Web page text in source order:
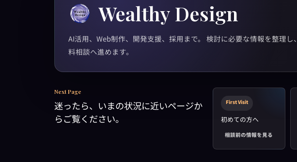
Wealthy Design
AI活用、Web制作、開発支援、採用まで。 検討に必要な情報を整理
料相談へ進めます。
Next Page
迷ったら、いまの状況に近いページか
らご覧ください。
First Visit
初めての方へ
相談前の情報を見る